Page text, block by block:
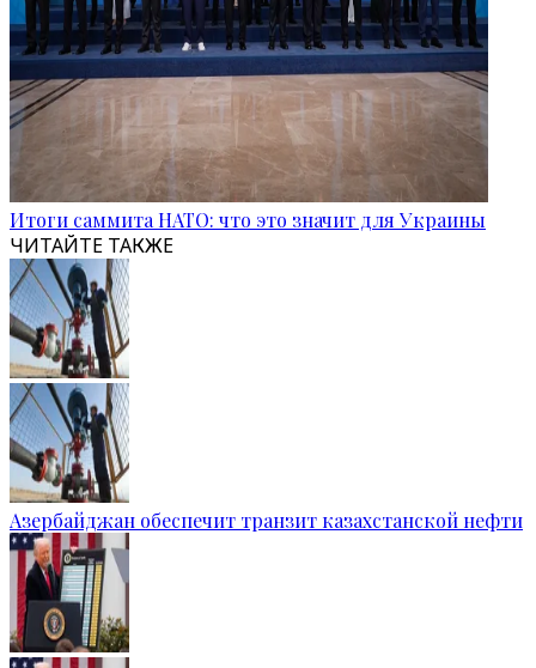
Итоги саммита НАТО: что это значит для Украины
ЧИТАЙТЕ ТАКЖЕ
Азербайджан обеспечит транзит казахстанской нефти